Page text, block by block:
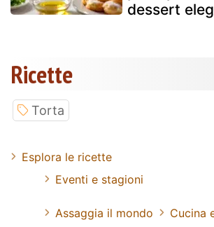
dessert
Ricette
Torta
Esplora le ricette
Eventi e stagioni
Assaggia il mondo
Cucina